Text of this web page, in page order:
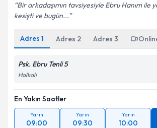
Bir arkadaşımın tavsiyesiyle Ebru Hanım ile
kesişti ve bugün...
Adres 1 Adres 2 Adres 3
Psk. Ebru Tenli 5
Halkalı
En Yakın Saatler
Yarın
09:00
Yarın
09:30
Yarın
10:00